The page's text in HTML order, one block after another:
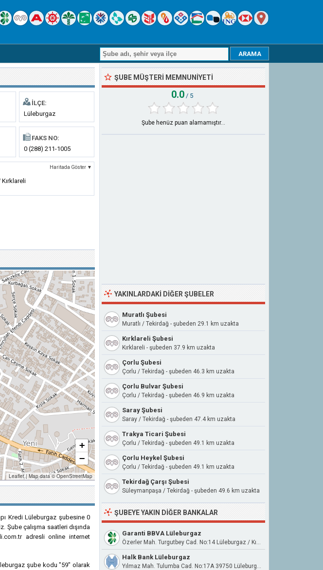
İLÇE:
Lüleburgaz
FAKS NO:
0 (288) 211-1005
Haritada Göster ▼
+
−
Leaflet | Map data ©OpenStreetMap
Kredi Lüleburgaz şubesine 0
Şube çalışma saatleri dışında
adresli online internet
şube kodu "59" olarak
ŞUBE MÜŞTERI MEMNUNIYETI
0.0 / 5
Şube henüz puan alamamıştır...
YAKINLARDAKI DIĞER ŞUBELER
Muratlı Şubesi
Muratlı / Tekirdağ - şubeden 29.1 km uzakta
Kırklareli Şubesi
Kırklareli - şubeden 37.9 km uzakta
Çorlu Şubesi
Çorlu / Tekirdağ - şubeden 46.3 km uzakta
Çorlu Bulvar Şubesi
Çorlu / Tekirdağ - şubeden 46.9 km uzakta
Saray Şubesi
Saray / Tekirdağ - şubeden 47.4 km uzakta
Trakya Ticari Şubesi
Çorlu / Tekirdağ - şubeden 49.1 km uzakta
Çorlu Heykel Şubesi
Çorlu / Tekirdağ - şubeden 49.1 km uzakta
Tekirdağ Çarşı Şubesi
Süleymanpaşa / Tekirdağ - şubeden 49.6 km uzakta
ŞUBEYE YAKIN DIĞER BANKALAR
Garanti BBVA Lüleburgaz
Özerler Mah. Turgutbey Cad. No:14 Lüleburgaz / Kırklareli
Halk Bank Lüleburgaz
Yılmaz Mah. Tulumba Cad. No:17A 39750 Lüleburgaz